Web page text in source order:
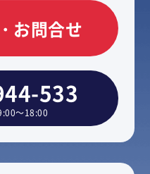
お問合せ
533
～18:00